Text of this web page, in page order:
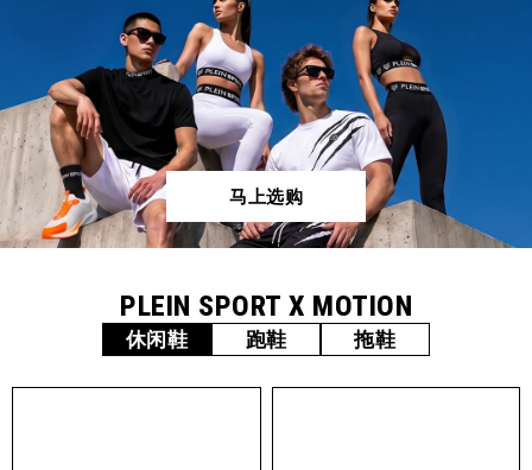
马上选购
PLEIN SPORT X MOTION
休闲鞋 跑鞋 拖鞋